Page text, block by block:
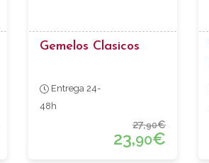
Gemelos Clasicos
Entrega 24-
48h
27,90€
23,90€